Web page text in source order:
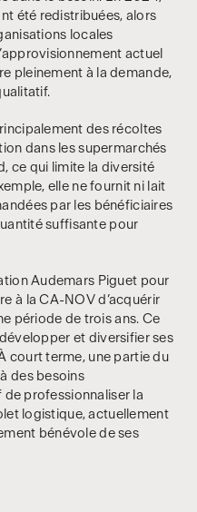
été redistribuées, alors
locales
actuel
pleinement à la demande,
des récoltes
dans les supermarchés
ce qui limite la diversité
elle ne fournit ni lait
par les bénéficiaires
suffisante pour
Audemars Piguet pour
à la CA-NOV d’acquérir
période de trois ans. Ce
et diversifier ses
court terme, une partie du
des besoins
de professionnaliser la
logistique, actuellement
bénévole de ses